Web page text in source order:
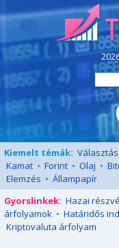
Kiemelt témák: Választás
Kamat • Forint • Olaj •
Elemzés • Állampapír
Gyorslinkek: Hazai
árfolyamok • Határidős
Kriptovaluta árfolyam